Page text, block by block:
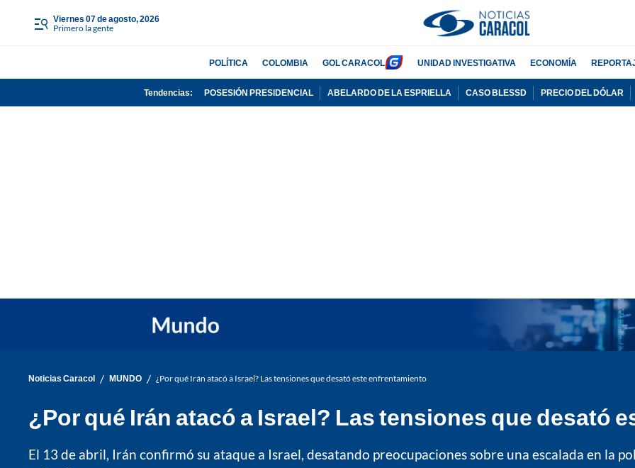
viernes 07 de agosto, 2026
Primero la gente
POLÍTICA COLOMBIA GOL CARACOL UNIDAD INVESTIGATIVA ECONOMÍA
Tendencias: POSESIÓN PRESIDENCIAL ABELARDO DE LA ESPRIELLA CASO BLESSD PRECIO DEL DÓLAR
Noticias Caracol / MUNDO / ¿Por qué Irán atacó a Israel? Las tensiones que desató este enfrentamiento
¿Por qué Irán atacó a Israel? Las tensiones que desató
El 13 de abril, Irán confirmó su ataque a Israel, desatando preocupaciones sobre una escalada en la